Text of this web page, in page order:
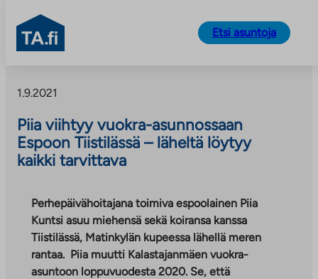
sisältöön
TA.fi
Etsi asuntoja
1.9.2021
Piia viihtyy vuokra-asunnossaan
Espoon Tiistilässä – läheltä löytyy
kaikki tarvittava
Perhepäivähoitajana toimiva espoolainen Piia
Kuntsi asuu miehensä sekä koiransa kanssa
Tiistilässä, Matinkylän kupeessa lähellä meren
rantaa. Piia muutti Kalastajanmäen vuokra-
asuntoon loppuvuodesta 2020. Se, että